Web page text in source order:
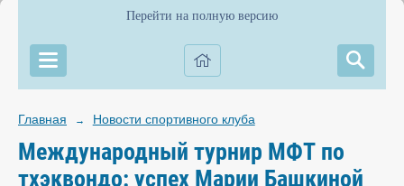
Перейти на полную версию
Главная → Новости спортивного клуба
Международный турнир МФТ по
тхэквондо: успех Марии Башкиной